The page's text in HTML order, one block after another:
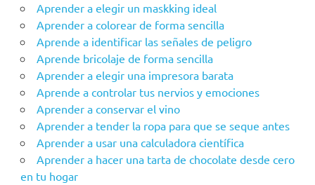
Aprender a elegir un maskking ideal
Aprender a colorear de forma sencilla
Aprende a identificar las señales de peligro
Aprende bricolaje de forma sencilla
Aprender a elegir una impresora barata
Aprende a controlar tus nervios y emociones
Aprender a conservar el vino
Aprender a tender la ropa para que se seque antes
Aprender a usar una calculadora científica
Aprender a hacer una tarta de chocolate desde cero
en tu hogar